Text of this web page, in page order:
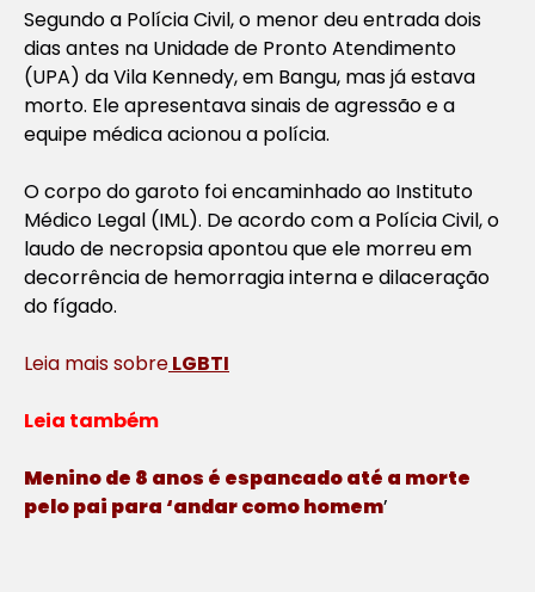
Segundo a Polícia Civil, o menor deu entrada dois
dias antes na Unidade de Pronto Atendimento
(UPA) da Vila Kennedy, em Bangu, mas já estava
morto. Ele apresentava sinais de agressão e a
equipe médica acionou a polícia.
O corpo do garoto foi encaminhado ao Instituto
Médico Legal (IML). De acordo com a Polícia Civil, o
laudo de necropsia apontou que ele morreu em
decorrência de hemorragia interna e dilaceração
do fígado.
Leia mais sobreLGBTI
Leia também
Menino de 8 anos é espancado até a morte
pelo pai para ‘andar como homem’